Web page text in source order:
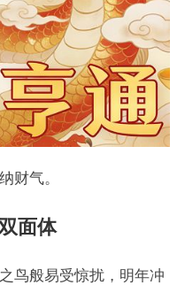
财气。
面体
鸟般易受惊扰，明年冲